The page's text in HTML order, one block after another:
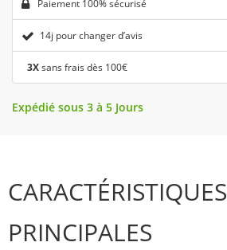
Paiement 100% sécurisé
14j pour changer d’avis
3Xsans frais dès 100€
Expédié sous 3 à 5 Jours
CARACTÉRISTIQUES
PRINCIPALES